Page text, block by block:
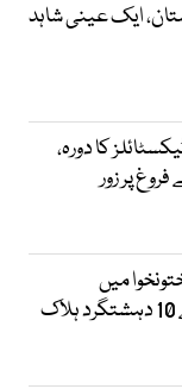
ایک عینی شاہد
کا دورہ،
پر زور
میں